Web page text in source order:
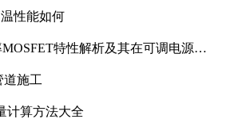
性能如何
MOSFET特性解析及其在可调电源设
道施工
计算方法大全